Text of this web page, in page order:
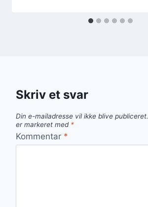
Skriv et svar
Din e-mailadresse vil ikke blive publiceret.
er markeret med *
Kommentar *